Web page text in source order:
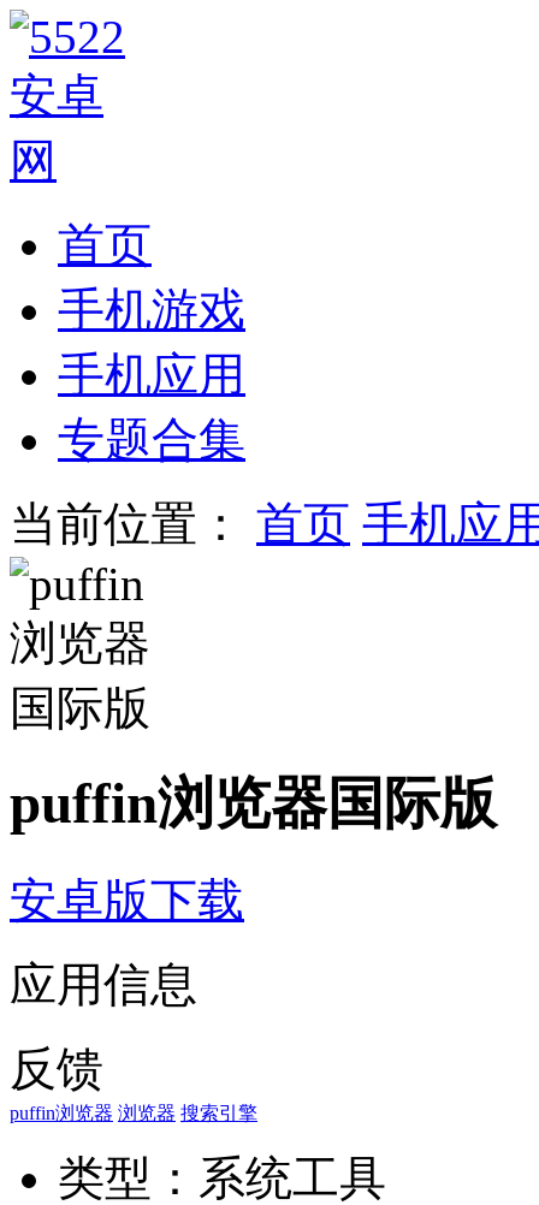
首页
手机游戏
手机应用
专题合集
当前位置： 首页 手机应
puffin浏览器国际版
安卓版下载
应用信息
反馈
puffin浏览器 浏览器 搜索引擎
类型： 系统工具